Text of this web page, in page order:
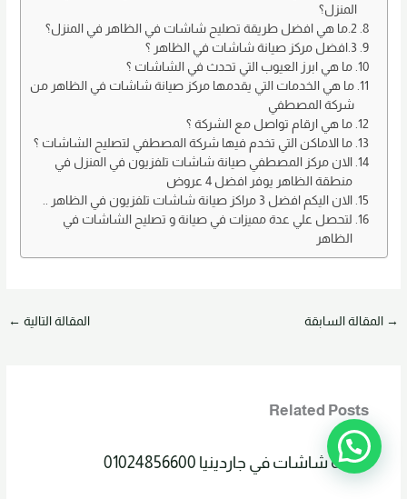
المنزل؟
2.ما هي افضل طريقة تصليح شاشات في الظاهر في المنزل؟
3.افضل مركز صيانة شاشات في الظاهر ؟
ما هي ابرز العيوب التي تحدث في الشاشات ؟
ما هي الخدمات التي يقدمها مركز صيانة شاشات في الظاهر من
شركة المصطفي
ما هي ارقام تواصل مع الشركة ؟
ما الاماكن التي تخدم فيها شركة المصطفي لتصليح الشاشات ؟
الان مركز المصطفي صيانة شاشات تلفزيون في المنزل في
منطقة الظاهر يوفر افضل 4 عروض
الان اليكم افضل 3 مراكز صيانة شاشات تلفزيون في الظاهر ..
لتحصل علي عدة مميزات في صيانة و تصليح الشاشات في
الظاهر
→ المقالة السابقة المقالة التالية ←
Related Posts
صيانة شاشات في جاردينيا 01024856600